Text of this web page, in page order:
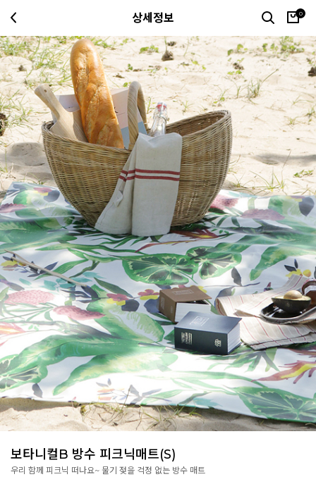
상세정보 0
보타니컬B 방수 피크닉매트(S)
우리 함께 피크닉 떠나요~ 물기 젖을 걱정 없는 방수 매트